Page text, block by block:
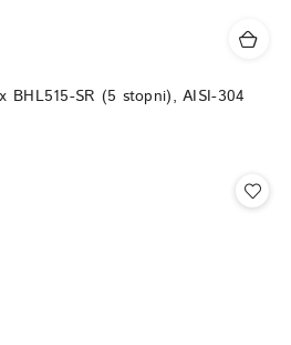
BHL515-SR (5 stopni), AISI-304